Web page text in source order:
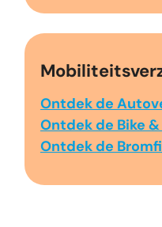
Ontdek de
Ontdek de Bike
Ontdek de